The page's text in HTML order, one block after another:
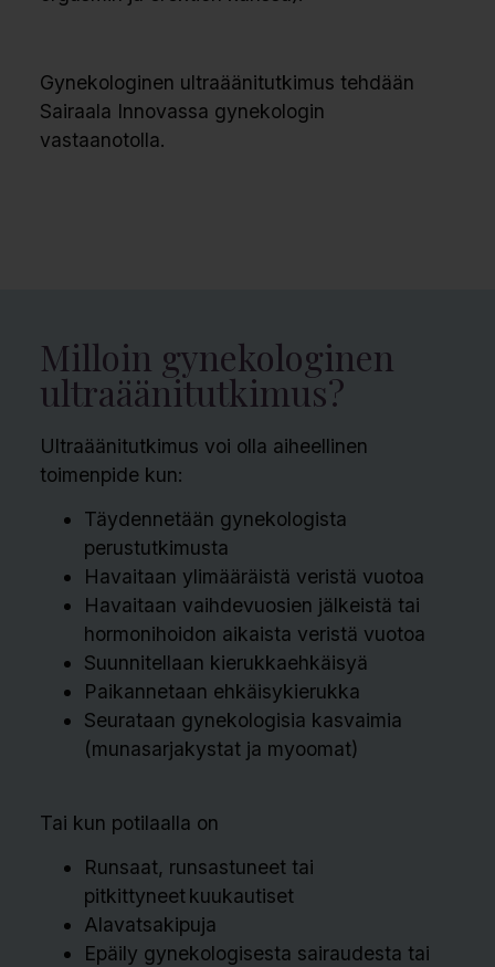
Gynekologinen ultraäänitutkimus tehdään
Sairaala Innovassa gynekologin
vastaanotolla.
Milloin gynekologinen
ultraäänitutkimus?
Ultraäänitutkimus voi olla aiheellinen
toimenpide kun:
Täydennetään gynekologista
perustutkimusta
Havaitaan ylimääräistä veristä vuotoa
Havaitaan vaihdevuosien jälkeistä tai
hormonihoidon aikaista veristä vuotoa
Suunnitellaan kierukkaehkäisyä
Paikannetaan ehkäisykierukka
Seurataan gynekologisia kasvaimia
(munasarjakystat ja myoomat)
Tai kun potilaalla on
Runsaat, runsastuneet tai
pitkittyneet kuukautiset
Alavatsakipuja
Epäily gynekologisesta sairaudesta tai